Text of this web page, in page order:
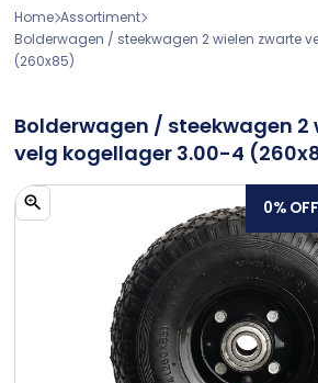
HomeAssortiment
Bolderwagen / steekwagen 2 wielen zwarte
(260x85)
Bolderwagen / steekwagen 2
velg kogellager 3.00-4
0% OFF